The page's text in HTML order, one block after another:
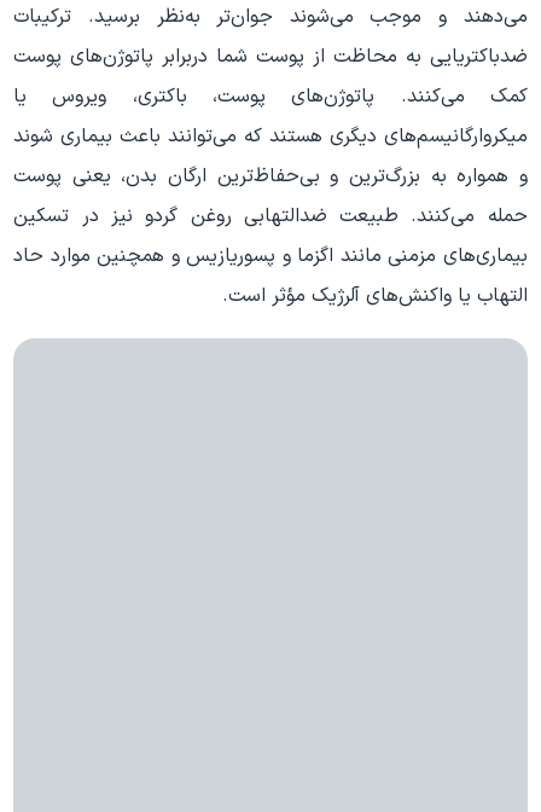
می‌دهند و موجب می‌شوند جوان‌تر به‌نظر برسید. ترکیبات
ضدباکتریایی به محاظت از پوست شما دربرابر پاتوژن‌های پوست
کمک می‌کنند. پاتوژن‌های پوست، باکتری، ویروس یا
میکروارگانیسم‌های دیگری هستند که می‌توانند باعث بیماری شوند
و همواره به بزرگ‌ترین و بی‌حفاظ‌ترین ارگان بدن، یعنی پوست
حمله می‌کنند. طبیعت ضدالتهابی روغن گردو نیز در تسکین
بیماری‌های مزمنی مانند اگزما و پسوریازیس و همچنین موارد حاد
التهاب یا واکنش‌های آلرژیک مؤثر است.